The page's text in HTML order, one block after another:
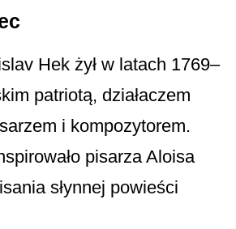
Hek żył w latach 1769–
patriotą, działaczem
i kompozytorem.
pisarza Aloisa
słynnej powieści